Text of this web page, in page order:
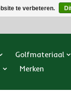
Golfmateriaal
Merken
te verbeteren.